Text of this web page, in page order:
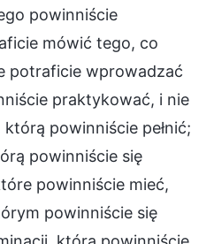
powinniście
mówić tego, co
potraficie wprowadzać
praktykować, i nie
powinniście pełnić;
powinniście się
powinniście mieć,
powinniście się